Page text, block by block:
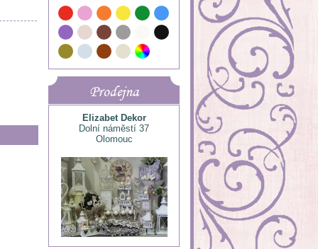
Prodejna
Elizabet Dekor
Dolní náměstí 37
Olomouc